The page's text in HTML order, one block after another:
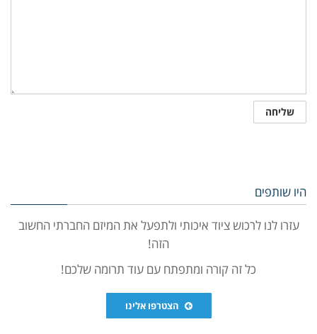
היו שותפים
עזרו לנו לרכוש ציוד איכותי ולתפעל את המיזם החברתי החשוב
הזה!
כל זה קורה ומתפתח עם עוד תרומה שלכם!
הצטרפו אלינו